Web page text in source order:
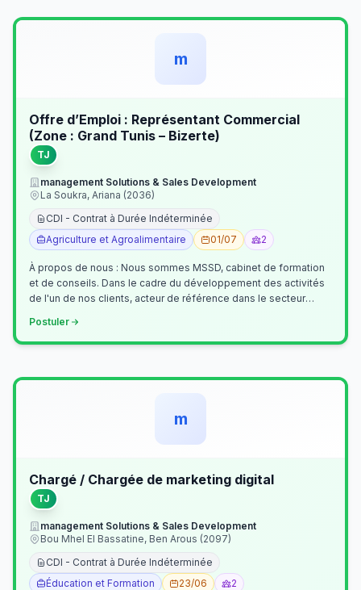
m
Offre d’Emploi : Représentant Commercial
(Zone : Grand Tunis – Bizerte)
TJ
management Solutions & Sales Development
La Soukra, Ariana (2036)
CDI - Contrat à Durée Indéterminée
Agriculture et Agroalimentaire
01/07 2
À propos de nous : Nous sommes MSSD, cabinet de formation
et de conseils. Dans le cadre du développement des activités
de l'un de nos clients, acteur de référence dans le secteur
Postuler
m
Chargé / Chargée de marketing digital
TJ
management Solutions & Sales Development
Bou Mhel El Bassatine, Ben Arous (2097)
CDI - Contrat à Durée Indéterminée
Éducation et Formation
23/06 2